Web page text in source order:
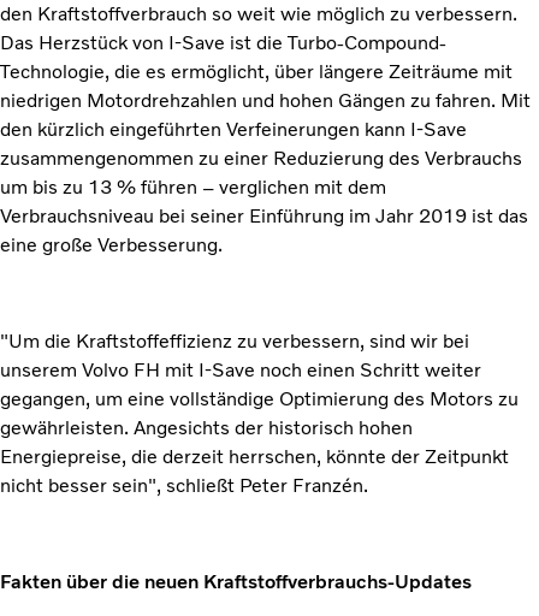
den Kraftstoffverbrauch so weit wie möglich zu verbessern.
Das Herzstück von I-Save ist die Turbo-Compound-
Technologie, die es ermöglicht, über längere Zeiträume mit
niedrigen Motordrehzahlen und hohen Gängen zu fahren. Mit
den kürzlich eingeführten Verfeinerungen kann I-Save
zusammengenommen zu einer Reduzierung des Verbrauchs
um bis zu 13 % führen – verglichen mit dem
Verbrauchsniveau bei seiner Einführung im Jahr 2019 ist das
eine große Verbesserung.
"Um die Kraftstoffeffizienz zu verbessern, sind wir bei
unserem Volvo FH mit I-Save noch einen Schritt weiter
gegangen, um eine vollständige Optimierung des Motors zu
gewährleisten. Angesichts der historisch hohen
Energiepreise, die derzeit herrschen, könnte der Zeitpunkt
nicht besser sein", schließt Peter Franzén.
Fakten über die neuen Kraftstoffverbrauchs-Updates